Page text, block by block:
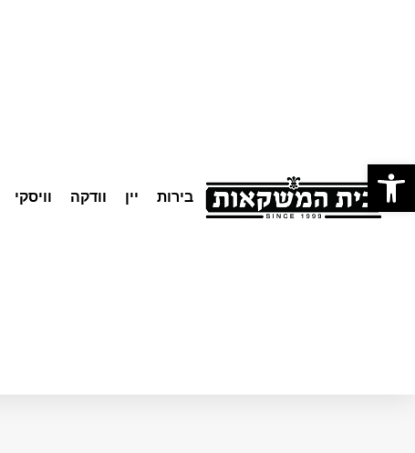
בירות יין וודקה וויסקי
פתח סרגל נגישות